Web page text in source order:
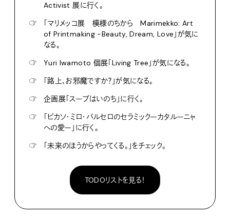
Activist 展に行く。
☞
「マリメッコ展 模様のちから Marimekko: Art
of Printmaking -Beauty, Dream, Love」が気に
なる。
☞
Yuri Iwamoto 個展「Living Tree」が気になる。
☞
「路上、お邪魔ですか？」が気になる。
☞
企画展「スープはいのち」に行く。
☞
「ピカソ・ミロ・バルセロのセラミックーカタルーニャ
への愛ー」に行く。
☞
「未来のほうからやってくる。」をチェック。
TODOリストを見る！